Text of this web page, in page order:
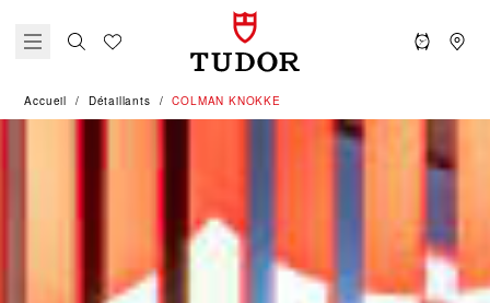
Accueil Détaillants ‭COLMAN KNOKKE‬